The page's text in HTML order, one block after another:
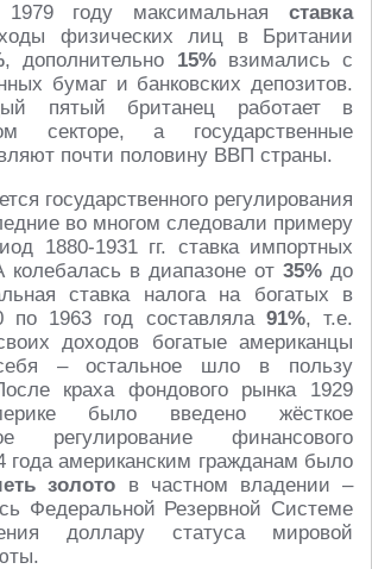
году максимальная ставка
физических лиц в Британии
, дополнительно 15%взимались с
бумаг и банковских депозитов.
пятый британец работает в
секторе, а государственные
почти половину ВВП страны.
государственного регулирования
во многом следовали примеру
1880-1931 гг. ставка импортных
в диапазоне от 35% до
ставка налога на богатых в
по 1963 год составляла 91%, т.е.
доходов богатые американцы
– остальное шло в пользу
краха фондового рынка 1929
было введено жёсткое
регулирование финансового
года американским гражданам было
золото в частном владении –
Федеральной Резервной Системе
доллару статуса мировой